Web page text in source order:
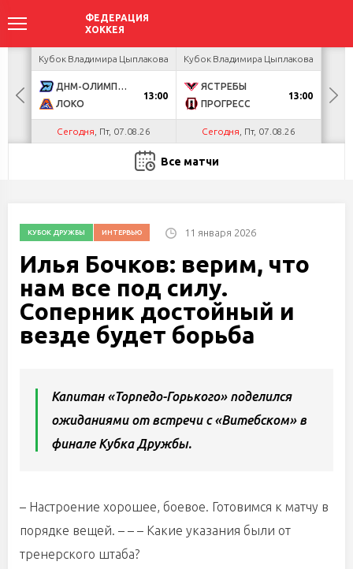
Кубок Владимира Цыплакова
ДНМ-ОЛИМПИК
ЛОКО
13:00
Сегодня , Пт, 07.08.26
Кубок Владимира Цыплакова
ЯСТРЕБЫ
ПРОГРЕСС
13:00
Сегодня , Пт, 07.08.26
Все матчи
КУБОК ДРУЖБЫ ИНТЕРВЬЮ 11 января 2026
Илья Бочков: верим, что
нам все под силу.
Соперник достойный и
везде будет борьба
Капитан «Торпедо-Горького» поделился
ожиданиями от встречи с «Витебском» в
финале Кубка Дружбы.
– Настроение хорошее, боевое. Готовимся к матчу в
порядке вещей. – – – Какие указания были от
тренерского штаба?